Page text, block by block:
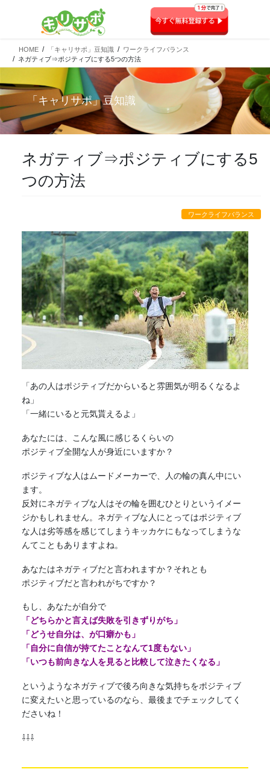
HOME 「キャリサポ」豆知識
ワークライフバランス
ネガティブ⇒ポジティブにする5つの方法
「キャリサポ」豆知識
ネガティブ⇒ポジティブにする5
つの方法
ワークライフバランス
「あの人はポジティブだからいると雰囲気が明るくなるよ
ね」
「一緒にいると元気貰えるよ」
あなたには、こんな風に感じるくらいの
ポジティブ全開な人が身近にいますか？
ポジティブな人はムードメーカーで、人の輪の真ん中にい
ます。
反対にネガティブな人はその輪を囲むひとりというイメー
ジかもしれません。 ネガティブな人にとってはポジティブ
な人は劣等感を感じてしまうキッカケにもなってしまうな
んてこともありますよね。
あなたはネガティブだと言われますか？それとも
ポジティブだと言われがちですか？
もし、あなたが自分で
「どちらかと言えば失敗を引きずりがち」
「どうせ自分は、が口癖かも」
「自分に自信が持てたことなんて1度もない」
「いつも前向きな人を見ると比較して泣きたくなる」
というようなネガティブで後ろ向きな気持ちをポジティブ
に変えたいと思っているのなら、最後までチェックしてく
ださいね！
⇩⇩⇩